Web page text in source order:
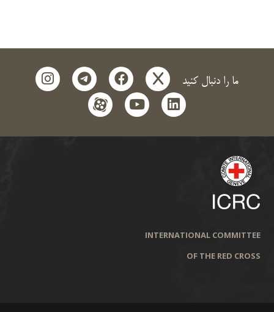
ما را دنبال کنید x
facebook
telegram
instagram
linkedin
youtube
aparat
INTERNATIONAL COMMITTEE
OF THE RED CROSS